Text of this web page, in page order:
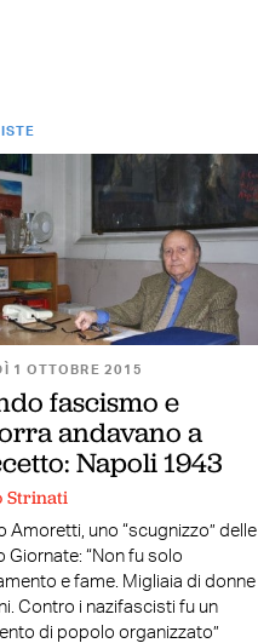
1 OTTOBRE 2015
fascismo e
andavano a
Napoli 1943
Strinati
Amoretti, uno “scugnizzo” delle
Giornate: “Non fu solo
e fame. Migliaia di donne
Contro i nazifascisti fu un
di popolo organizzato”